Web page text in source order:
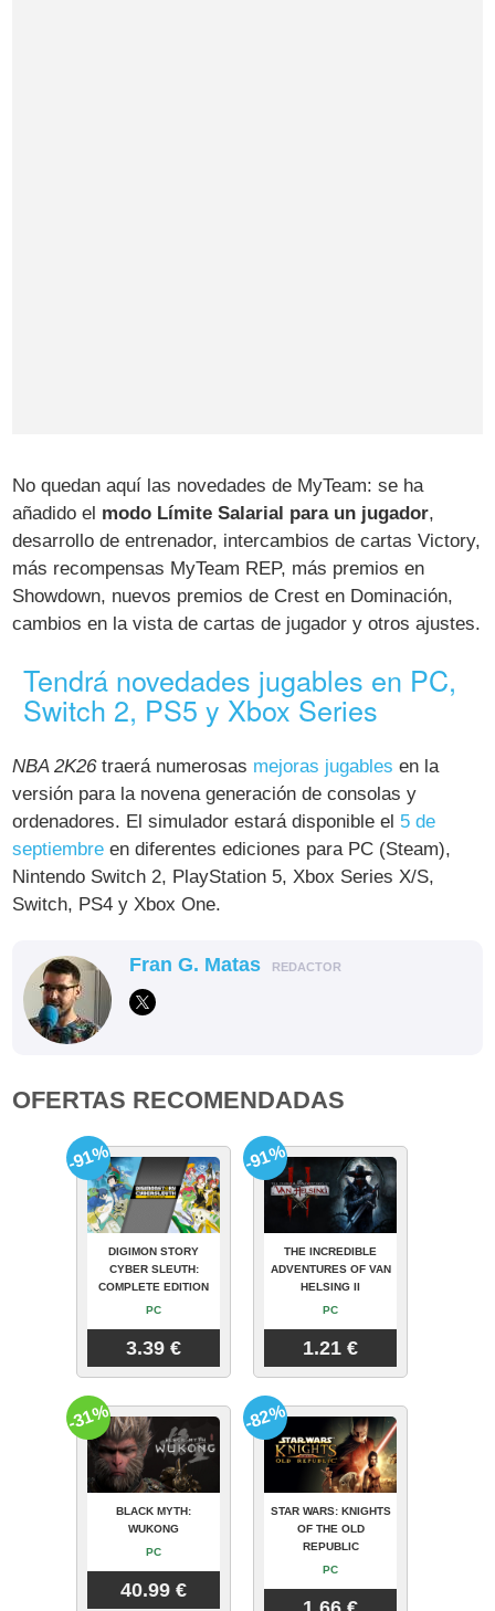
No quedan aquí las novedades de MyTeam: se ha
añadido el modo Límite Salarial para un jugador,
desarrollo de entrenador, intercambios de cartas Victory,
más recompensas MyTeam REP, más premios en
Showdown, nuevos premios de Crest en Dominación,
cambios en la vista de cartas de jugador y otros ajustes.
Tendrá novedades jugables en PC,
Switch 2, PS5 y Xbox Series
NBA 2K26traerá numerosas mejoras jugables en la
versión para la novena generación de consolas y
ordenadores. El simulador estará disponible el 5 de
septiembre en diferentes ediciones para PC (Steam),
Nintendo Switch 2, PlayStation 5, Xbox Series X/S,
Switch, PS4 y Xbox One.
Fran G. Matas REDACTOR
OFERTAS RECOMENDADAS
DIGIMON STORY
CYBER SLEUTH:
COMPLETE EDITION
PC
3.39 €
-91%
THE INCREDIBLE
ADVENTURES OF VAN
HELSING II
PC
1.21 €
-91%
BLACK MYTH:
WUKONG
PC
40.99 €
-31%
STAR WARS: KNIGHTS
OF THE OLD
REPUBLIC
PC
-82%